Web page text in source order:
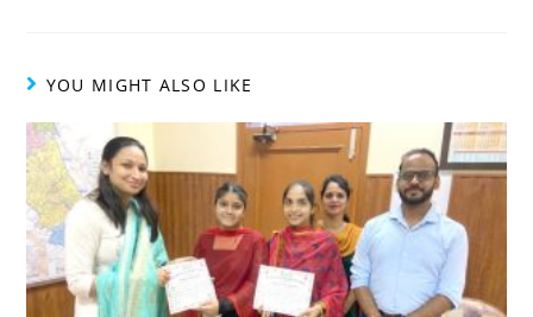
YOU MIGHT ALSO LIKE